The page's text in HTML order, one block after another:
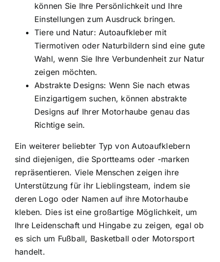
können Sie Ihre Persönlichkeit und Ihre
Einstellungen zum Ausdruck bringen.
Tiere und Natur: Autoaufkleber mit
Tiermotiven oder Naturbildern sind eine gute
Wahl, wenn Sie Ihre Verbundenheit zur Natur
zeigen möchten.
Abstrakte Designs: Wenn Sie nach etwas
Einzigartigem suchen, können abstrakte
Designs auf Ihrer Motorhaube genau das
Richtige sein.
Ein weiterer beliebter Typ von Autoaufklebern
sind diejenigen, die Sportteams oder -marken
repräsentieren. Viele Menschen zeigen ihre
Unterstützung für ihr Lieblingsteam, indem sie
deren Logo oder Namen auf ihre Motorhaube
kleben. Dies ist eine großartige Möglichkeit, um
Ihre Leidenschaft und Hingabe zu zeigen, egal ob
es sich um Fußball, Basketball oder Motorsport
handelt.